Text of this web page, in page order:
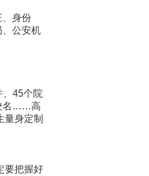
身份
、公安机
45个院
名……高
量身定制
要把握好